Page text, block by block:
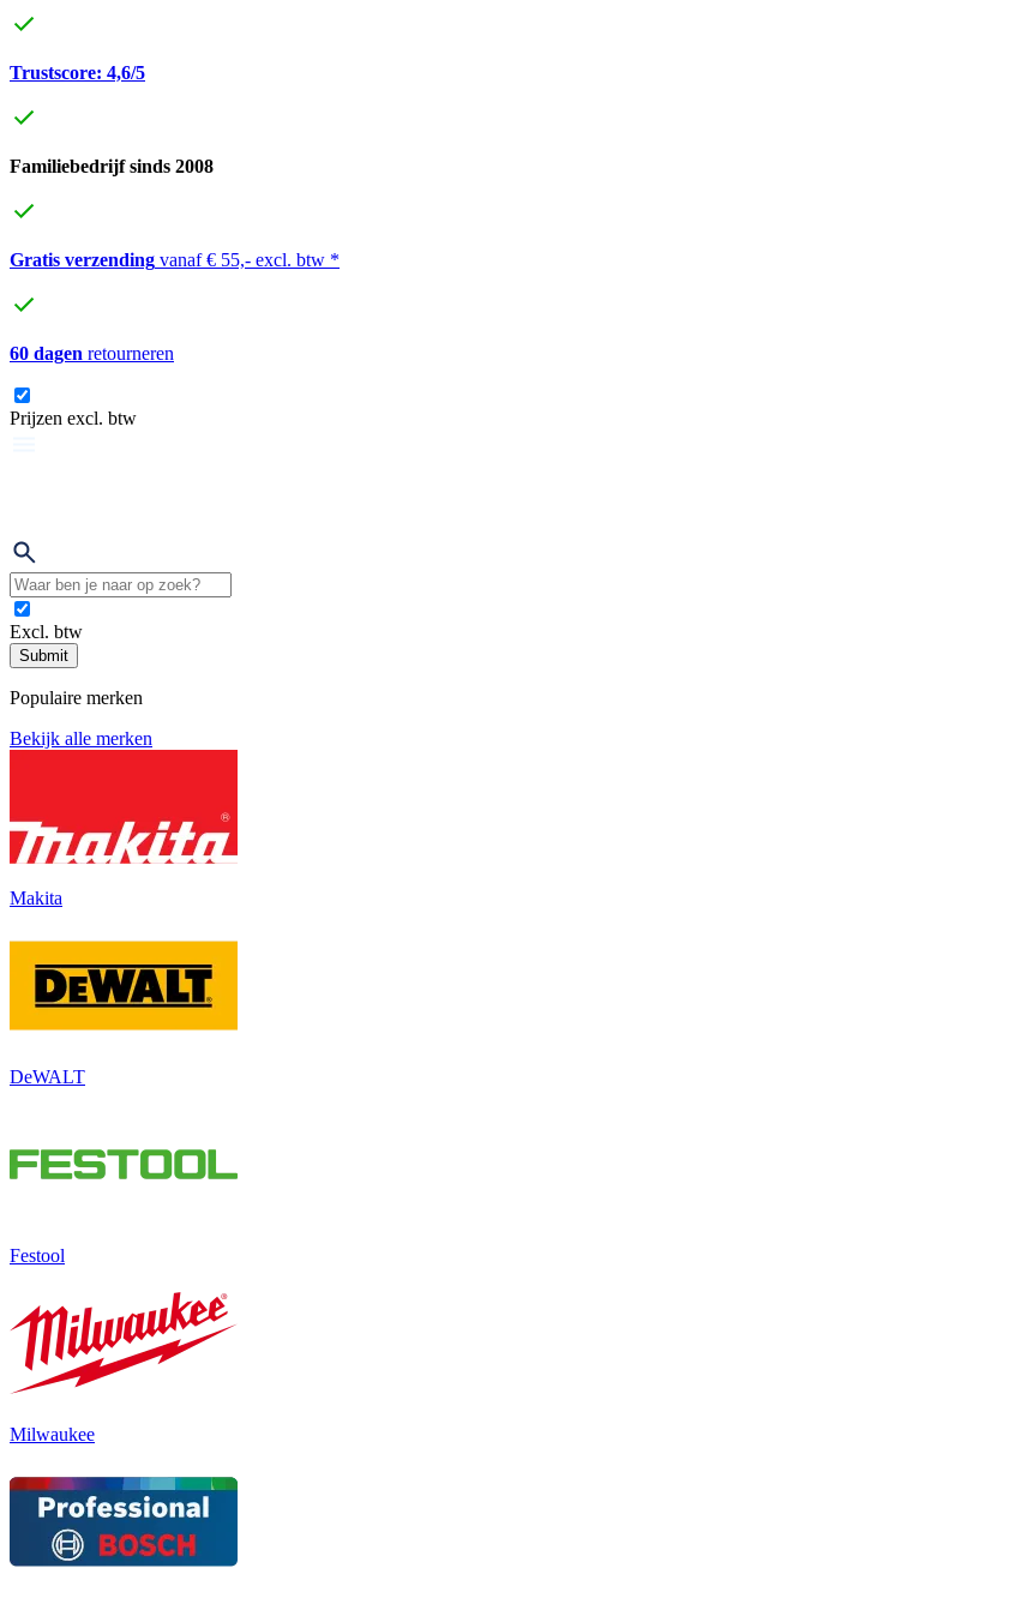
Trustscore: 4,6/5
Familiebedrijf sinds 2008
Gratis verzending vanaf € 55,- excl. btw *
60 dagen retourneren
Prijzen excl. btw
Excl. btw
Submit
Populaire merken
Bekijk alle merken
Makita
DeWALT
Festool
Milwaukee